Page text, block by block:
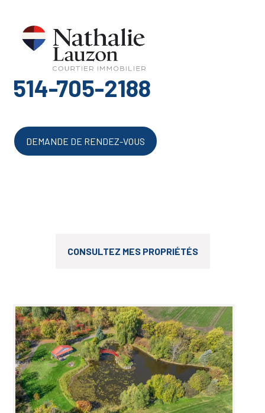
514-705-2188
DEMANDE DE RENDEZ-VOUS
CONSULTEZ MES PROPRIÉTÉS